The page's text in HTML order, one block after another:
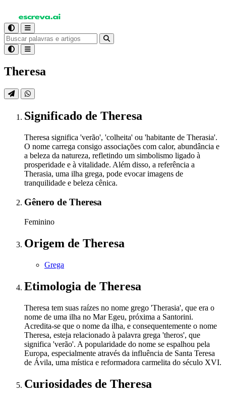
Theresa
Significado de Theresa
Theresa significa 'verão', 'colheita' ou 'habitante de Therasia'.
O nome carrega consigo associações com calor, abundância e
a beleza da natureza, refletindo um simbolismo ligado à
prosperidade e à vitalidade. Além disso, a referência a
Therasia, uma ilha grega, pode evocar imagens de
tranquilidade e beleza cênica.
Gênero de Theresa
Feminino
Origem de Theresa
Grega
Etimologia de Theresa
Theresa tem suas raízes no nome grego 'Therasia', que era o
nome de uma ilha no Mar Egeu, próxima a Santorini.
Acredita-se que o nome da ilha, e consequentemente o nome
Theresa, esteja relacionado à palavra grega 'theros', que
significa 'verão'. A popularidade do nome se espalhou pela
Europa, especialmente através da influência de Santa Teresa
de Ávila, uma mística e reformadora carmelita do século XVI.
Curiosidades de Theresa